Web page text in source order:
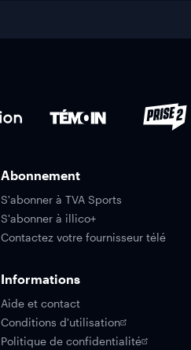
Abonnement
S'abonner à TVA Sports
S'abonner à illico+
Contactez votre fournisseur télé
Informations
Aide et contact
Conditions d'utilisation
Politique de confidentialité